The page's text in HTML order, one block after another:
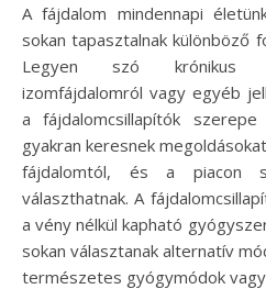
A fájdalom mindennapi életünk szerves része, amelyet
sokan tapasztalnak különböző
Legyen szó krónikus
izomfájdalomról vagy egyéb
a fájdalomcsillapítók
gyakran keresnek
fájdalomtól, és a piacon
választhatnak. A
a vény nélkül kapható
sokan választanak alternatív
természetes gyógymódok